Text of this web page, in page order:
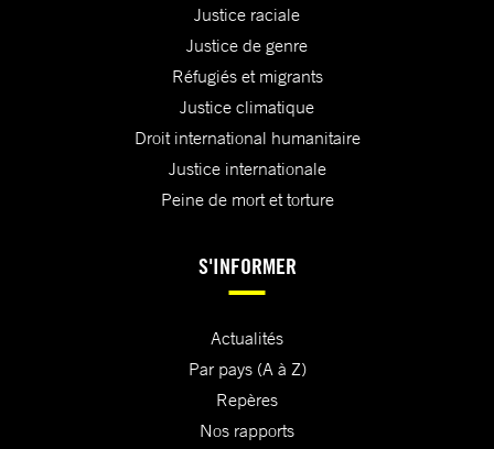
Justice raciale
Justice de genre
Réfugiés et migrants
Justice climatique
Droit international humanitaire
Justice internationale
Peine de mort et torture
S'INFORMER
Actualités
Par pays (A à Z)
Repères
Nos rapports